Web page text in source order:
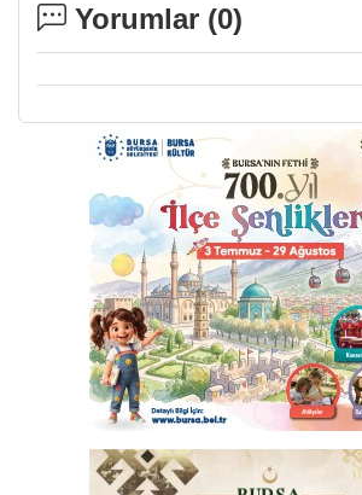
Yorumlar (0)